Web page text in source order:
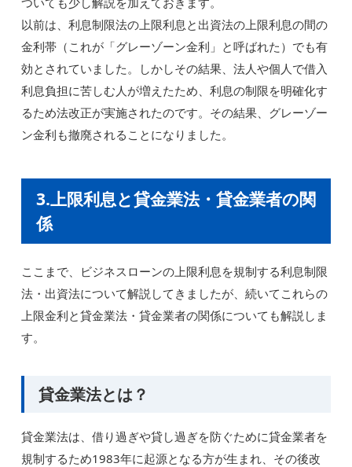
以前は、利息制限法の上限利息と出資法の上限利息の間の
金利帯（これが「グレーゾーン金利」と呼ばれた）でも有
効とされていました。しかしその結果、法人や個人で借入
利息負担に苦しむ人が増えたため、利息の制限を明確化す
るため法改正が実施されたのです。その結果、グレーゾー
ン金利も撤廃されることになりました。
3.上限利息と貸金業法・貸金業者の関
係
ここまで、ビジネスローンの上限利息を規制する利息制限
法・出資法について解説してきましたが、続いてこれらの
上限金利と貸金業法・貸金業者の関係についても解説しま
す。
貸金業法とは？
貸金業法は、借り過ぎや貸し過ぎを防ぐために貸金業者を
規制するため1983年に起源となる方が生まれ、その後改